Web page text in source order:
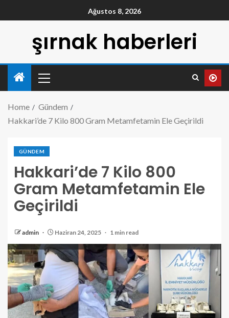
Ağustos 8, 2026
şırnak haberleri
Home
Gündem
Hakkari’de 7 Kilo 800 Gram Metamfetamin Ele Geçirildi
GÜNDEM
Hakkari’de 7 Kilo 800
Gram Metamfetamin Ele
Geçirildi
admin Haziran 24, 2025 1 min read